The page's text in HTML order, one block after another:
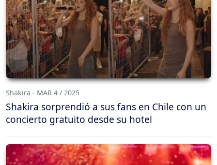
Shakira - MAR 4 / 2025
Shakira sorprendió a sus fans en Chile con un
concierto gratuito desde su hotel